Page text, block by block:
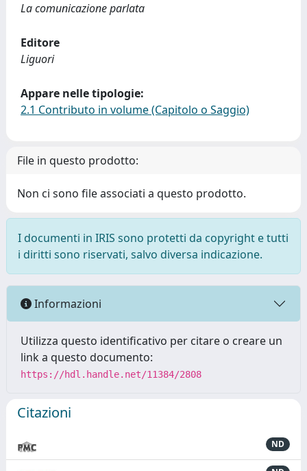
La comunicazione parlata
Editore
Liguori
Appare nelle tipologie:
2.1 Contributo in volume (Capitolo o Saggio)
File in questo prodotto:
Non ci sono file associati a questo prodotto.
I documenti in IRIS sono protetti da copyright e tutti
i diritti sono riservati, salvo diversa indicazione.
Informazioni
Utilizza questo identificativo per citare o creare un
link a questo documento:
https://hdl.handle.net/11384/2808
Citazioni
ND